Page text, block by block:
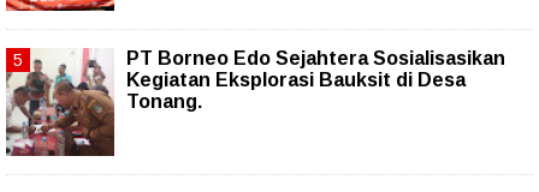
PT Borneo Edo Sejahtera Sosialisasikan
Kegiatan Eksplorasi Bauksit di Desa
Tonang.